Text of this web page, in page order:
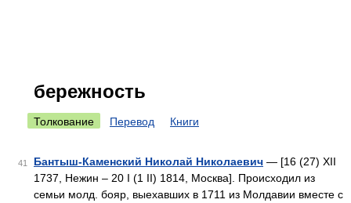
бережность
Толкование Перевод Книги
41 Бантыш-Каменский Николай Николаевич — [16 (27) XII
1737, Нежин – 20 I (1 II) 1814, Москва]. Происходил из
семьи молд. бояр, выехавших в 1711 из Молдавии вместе с